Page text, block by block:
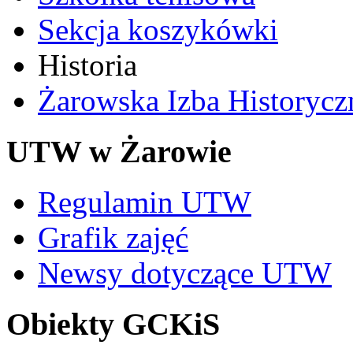
Sekcja koszykówki
Historia
Żarowska Izba
UTW w Żarowie
Regulamin UTW
Grafik zajęć
Newsy dotyczące UTW
Obiekty GCKiS